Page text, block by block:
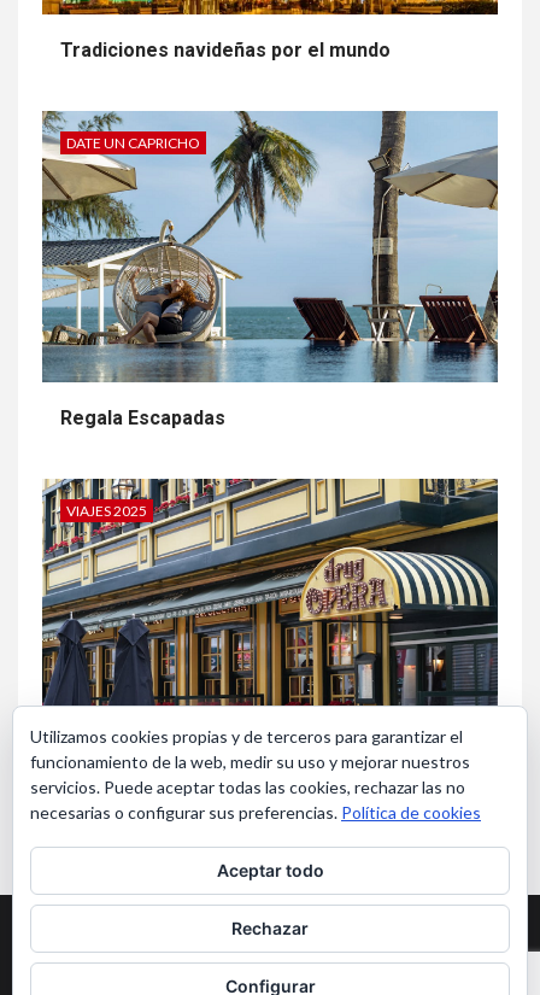
Tradiciones navideñas por el mundo
DATE UN CAPRICHO
Regala Escapadas
VIAJES 2025
Bruselas en Navidad
Aviso Legal y Privacidad
Copyright ©Viajerosmas65. Todos los derechos reservados
Utilizamos cookies propias y de terceros para garantizar el
funcionamiento de la web, medir su uso y mejorar nuestros
servicios. Puede aceptar todas las cookies, rechazar las no
necesarias o configurar sus preferencias. Política de cookies
Aceptar todo
Rechazar
Configurar